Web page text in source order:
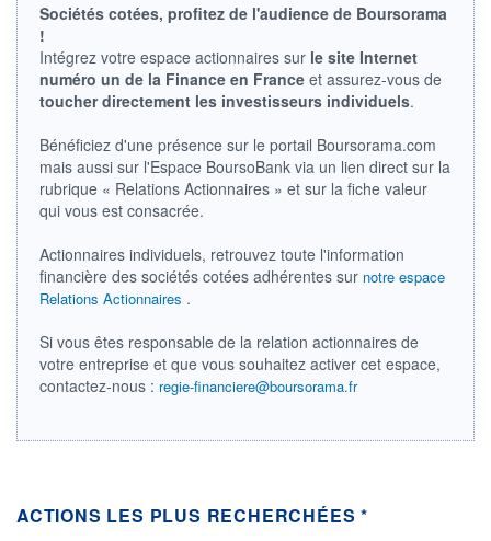
0,0000 0,0000
RENDEMENT
ESTIMÉ 2026
-
PER ESTIMÉ
2026
-
-
ÉLIGIBILITÉ
Non éligible
Boursobank
+ PORTEFEUILLE + LISTE
Sociétés cotées, profitez de l'audience de Boursorama
!
Intégrez votre espace actionnaires sur le site Internet
numéro un de la Finance en France et assurez-vous de
toucher directement les investisseurs individuels.
Bénéficiez d'une présence sur le portail Boursorama.com
mais aussi sur l'Espace BoursoBank via un lien direct sur la
rubrique « Relations Actionnaires » et sur la fiche valeur
qui vous est consacrée.
Actionnaires individuels, retrouvez toute l'information
financière des sociétés cotées adhérentes sur notre espace
Relations Actionnaires .
Si vous êtes responsable de la relation actionnaires de
votre entreprise et que vous souhaitez activer cet espace,
contactez-nous : regie-financiere@boursorama.fr
ACTIONS LES PLUS RECHERCHÉES *